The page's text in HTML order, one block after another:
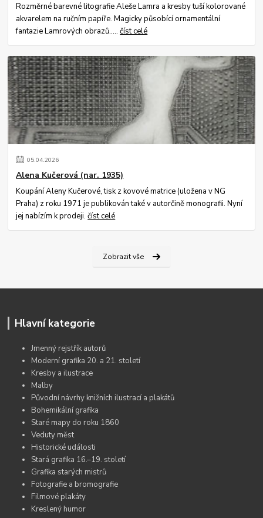
Rozměrné barevné litografie Aleše Lamra a kresby tuší kolorované
akvarelem na ručním papíře. Magicky působící ornamentální
fantazie Lamrových obrazů.....číst celé
05.04.2026
Alena Kučerová (nar. 1935)
Koupání Aleny Kučerové, tisk z kovové matrice (uložena v NG
Praha) z roku 1971 je publikován také v autorčině monografii. Nyní
jej nabízím k prodeji.číst celé
Zobrazit vše
Hlavní kategorie
Jmenný rejstřík autorů
Moderní grafika 20. a 21. století
Kresby a ilustrace
Malby
Původní návrhy knižních ilustrací a plakátů
Bohemikální grafika
Staré mapy do roku 1860
Veduty měst
Historické události
Stará grafika 16.–19. století
Grafika starých mistrů
Fotografie a bromografie
Filmové plakáty
Kreslený humor